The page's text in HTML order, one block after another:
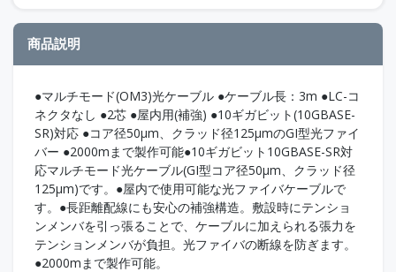
商品説明
●マルチモード(OM3)光ケーブル ●ケーブル長：3m ●LC-コ
ネクタなし ●2芯 ●屋内用(補強) ●10ギガビット(10GBASE-
SR)対応 ●コア径50μm、クラッド径125μmのGI型光ファイ
バー ●2000mまで製作可能●10ギガビット10GBASE-SR対
応マルチモード光ケーブル(GI型コア径50μm、クラッド径
125μm)です。●屋内で使用可能な光ファイバケーブルで
す。●長距離配線にも安心の補強構造。敷設時にテンショ
ンメンバを引っ張ることで、ケーブルに加えられる張力を
テンションメンバが負担。光ファイバの断線を防ぎます。
●2000mまで製作可能。